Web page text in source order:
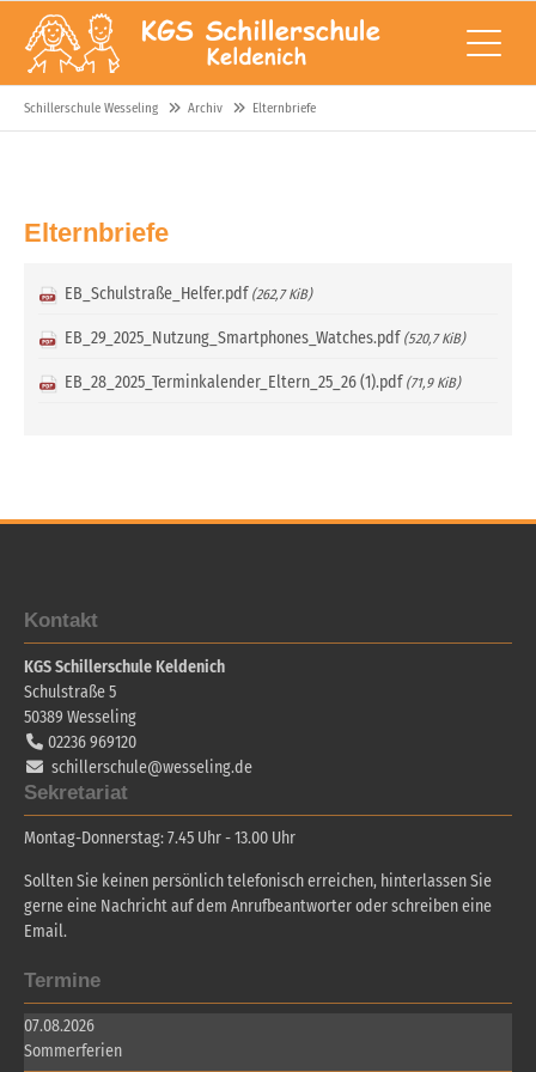
Schillerschule Wesseling Archiv Elternbriefe
Elternbriefe
EB_Schulstraße_Helfer.pdf (262,7 KiB)
EB_29_2025_Nutzung_Smartphones_Watches.pdf (520,7 KiB)
EB_28_2025_Terminkalender_Eltern_25_26 (1).pdf (71,9 KiB)
Kontakt
KGS Schillerschule Keldenich
Schulstraße 5
50389 Wesseling
02236 969120
schillerschule@wesseling.de
Sekretariat
Montag-Donnerstag: 7.45 Uhr - 13.00 Uhr
Sollten Sie keinen persönlich telefonisch erreichen, hinterlassen Sie
gerne eine Nachricht auf dem Anrufbeantworter oder schreiben eine
Email.
Termine
07.08.2026
Sommerferien